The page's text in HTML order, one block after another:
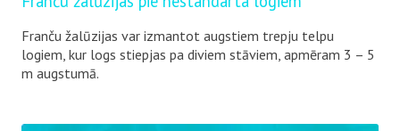
Franču žalūzijas var izmantot augstiem trepju telpu
logiem, kur logs stiepjas pa diviem stāviem, apmēram 3 – 5
m augstumā.